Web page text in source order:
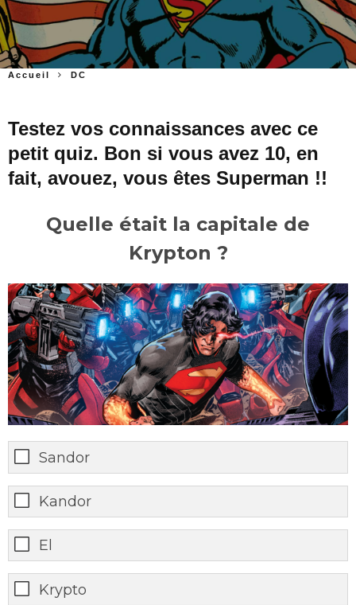
Accueil DC
Testez vos connaissances avec ce
petit quiz. Bon si vous avez 10, en
fait, avouez, vous êtes Superman !!
Quelle était la capitale de
Krypton ?
Sandor
Kandor
El
Krypto